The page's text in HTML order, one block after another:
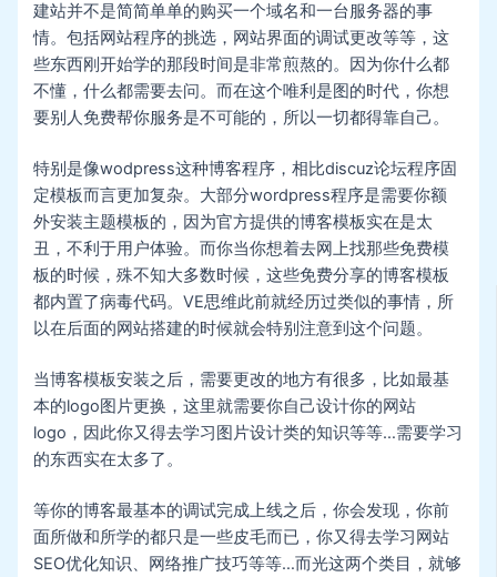
建站并不是简简单单的购买一个域名和一台服务器的事
情。包括网站程序的挑选，网站界面的调试更改等等，这
些东西刚开始学的那段时间是非常煎熬的。因为你什么都
不懂，什么都需要去问。而在这个唯利是图的时代，你想
要别人免费帮你服务是不可能的，所以一切都得靠自己。
特别是像wodpress这种博客程序，相比discuz论坛程序固
定模板而言更加复杂。大部分wordpress程序是需要你额
外安装主题模板的，因为官方提供的博客模板实在是太
丑，不利于用户体验。而你当你想着去网上找那些免费模
板的时候，殊不知大多数时候，这些免费分享的博客模板
都内置了病毒代码。VE思维此前就经历过类似的事情，所
以在后面的网站搭建的时候就会特别注意到这个问题。
当博客模板安装之后，需要更改的地方有很多，比如最基
本的logo图片更换，这里就需要你自己设计你的网站
logo，因此你又得去学习图片设计类的知识等等…需要学习
的东西实在太多了。
等你的博客最基本的调试完成上线之后，你会发现，你前
面所做和所学的都只是一些皮毛而已，你又得去学习网站
SEO优化知识、网络推广技巧等等…而光这两个类目，就够